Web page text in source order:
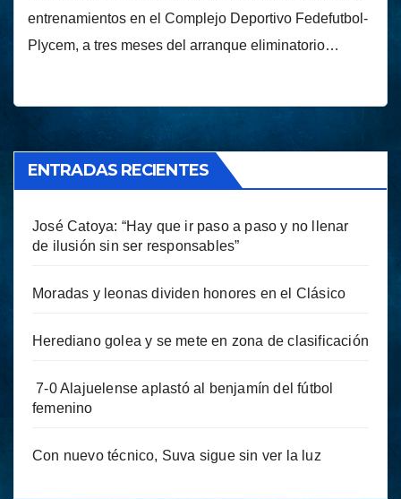
entrenamientos en el Complejo Deportivo Fedefutbol-
Plycem, a tres meses del arranque eliminatorio…
ENTRADAS RECIENTES
José Catoya: “Hay que ir paso a paso y no llenar
de ilusión sin ser responsables”
Moradas y leonas dividen honores en el Clásico
Herediano golea y se mete en zona de clasificación
7-0 Alajuelense aplastó al benjamín del fútbol
femenino
Con nuevo técnico, Suva sigue sin ver la luz